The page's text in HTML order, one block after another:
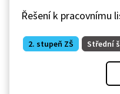
Řešení k pracovnímu
2. stupeň ZŠ Střední